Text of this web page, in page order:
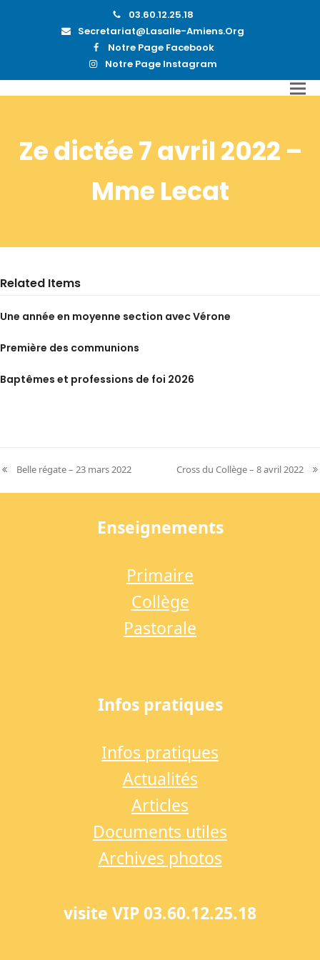
03.60.12.25.18
Secretariat@lasalle-Amiens.org
Notre Page Facebook
Notre Page Instagram
Ze dictée 7 avril 2022 –
Mme Lecat
Related Items
Une année en moyenne section avec Vérone
Première des communions
Baptêmes et professions de foi 2026
previous
post:
Belle régate – 23 mars 2022
next
post:
Cross du Collège – 8 avril 2022
Enseignements
Primaire
Collège
Pastorale
Infos pratiques
Infos pratiques
Actualités
Articles
Documents utiles
Archives photos
visite VIP 03.60.12.25.18